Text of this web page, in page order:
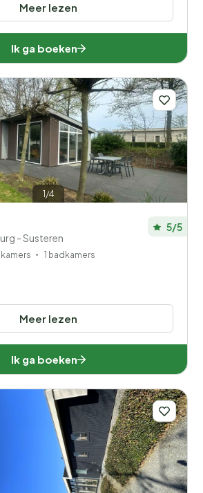
Meer lezen
Ik ga boeken
1/4
- Susteren
5/5
1 badkamers
Meer lezen
Ik ga boeken